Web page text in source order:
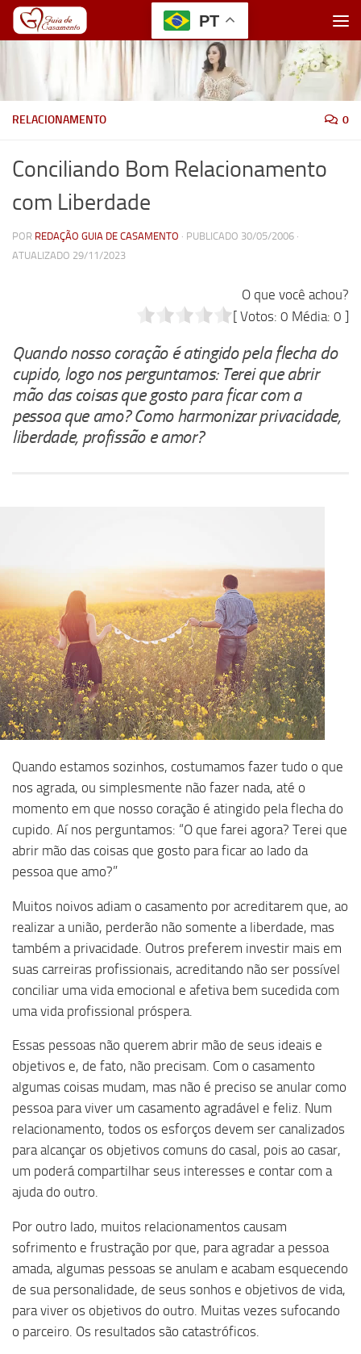
Skip to content
RELACIONAMENTO 0
Conciliando Bom Relacionamento
com Liberdade
POR REDAÇÃO GUIA DE CASAMENTO · PUBLICADO 30/05/2006 ·
ATUALIZADO 29/11/2023
O que você achou?
[ Votos: 0 Média: 0 ]
Quando nosso coração é atingido pela flecha do
cupido, logo nos perguntamos: Terei que abrir
mão das coisas que gosto para ficar com a
pessoa que amo? Como harmonizar privacidade,
liberdade, profissão e amor?
Quando estamos sozinhos, costumamos fazer tudo o que
nos agrada, ou simplesmente não fazer nada, até o
momento em que nosso coração é atingido pela flecha do
cupido. Aí nos perguntamos: “O que farei agora? Terei que
abrir mão das coisas que gosto para ficar ao lado da
pessoa que amo?”
Muitos noivos adiam o casamento por acreditarem que, ao
realizar a união, perderão não somente a liberdade, mas
também a privacidade. Outros preferem investir mais em
suas carreiras profissionais, acreditando não ser possível
conciliar uma vida emocional e afetiva bem sucedida com
uma vida profissional próspera.
Essas pessoas não querem abrir mão de seus ideais e
objetivos e, de fato, não precisam. Com o casamento
algumas coisas mudam, mas não é preciso se anular como
pessoa para viver um casamento agradável e feliz. Num
relacionamento, todos os esforços devem ser canalizados
para alcançar os objetivos comuns do casal, pois ao casar,
um poderá compartilhar seus interesses e contar com a
ajuda do outro.
Por outro lado, muitos relacionamentos causam
sofrimento e frustração por que, para agradar a pessoa
amada, algumas pessoas se anulam e acabam esquecendo
de sua personalidade, de seus sonhos e objetivos de vida,
para viver os objetivos do outro. Muitas vezes sufocando
o parceiro. Os resultados são catastróficos.
PT